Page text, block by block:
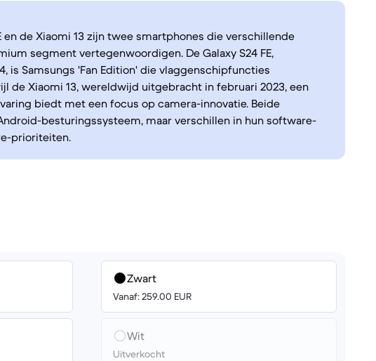
en de Xiaomi 13 zijn twee smartphones die verschillende
segment vertegenwoordigen. De Galaxy S24 FE,
is Samsungs 'Fan Edition' die vlaggenschipfuncties
de Xiaomi 13, wereldwijd uitgebracht in februari 2023, een
biedt met een focus op camera-innovatie. Beide
besturingssysteem, maar verschillen in hun software-
prioriteiten.
Zwart
Vanaf: 259.00 EUR
Wit
Uitverkocht